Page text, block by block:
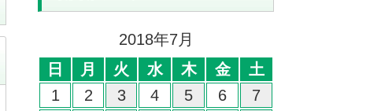
2018年7月
日
月 火 水 木 金 土
1 2 3 4 5 6
7